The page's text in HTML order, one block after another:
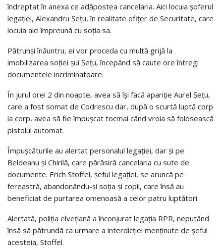
îndreptat în anexa ce adăpostea cancelaria. Aici locuia șoferul
legației, Alexandru Șețu, în realitate ofițer de Securitate, care
locuia aici împreună cu soția sa.
Pătrunși înăuntru, ei vor proceda cu multă grijă la
imobilizarea soției șui Șețu, începând să caute ore întregi
documentele incriminatoare.
În jurul orei 2 din noapte, avea să își facă apariție Aurel Șețu,
care a fost somat de Codrescu dar, după o scurtă luptă corp
la corp, avea să fie împușcat tocmai când vroia să folosească
pistolul automat.
Împușcăturile au alertat personalul legației, dar și pe
Beldeanu și Chirilă, care părăsiră cancelaria cu sute de
documente. Erich Stoffel, șeful legației, se aruncă pe
fereastră, abandonându-și soția și copii, care însă au
beneficiat de purtarea omenoasă a celor patru luptători.
Alertată, poliția elvețiană a înconjurat legația RPR, neputând
însă să pătrundă ca urmare a interdicției menținute de șeful
acesteia, Stoffel.